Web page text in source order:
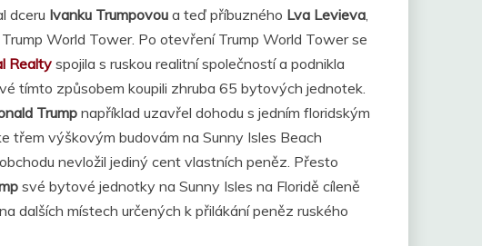
dceru Ivanku Trumpovou a teď příbuzného Lva Levieva,
World Tower. Po otevření Trump World Tower se
Realtyspojila s ruskou realitní společností a podnikla
tímto způsobem koupili zhruba 65 bytových jednotek.
Trump například uzavřel dohodu s jedním floridským
třem výškovým budovám na Sunny Isles Beach
nevložil jediný cent vlastních peněz. Přesto
své bytové jednotky na Sunny Isles na Floridě cíleně
dalších místech určených k přilákání peněz ruského